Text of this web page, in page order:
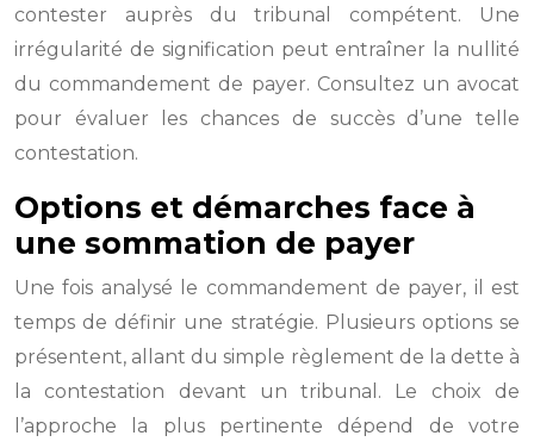
contester auprès du tribunal compétent. Une
irrégularité de signification peut entraîner la nullité
du commandement de payer. Consultez un avocat
pour évaluer les chances de succès d’une telle
contestation.
Options et démarches face à
une sommation de payer
Une fois analysé le commandement de payer, il est
temps de définir une stratégie. Plusieurs options se
présentent, allant du simple règlement de la dette à
la contestation devant un tribunal. Le choix de
l’approche la plus pertinente dépend de votre